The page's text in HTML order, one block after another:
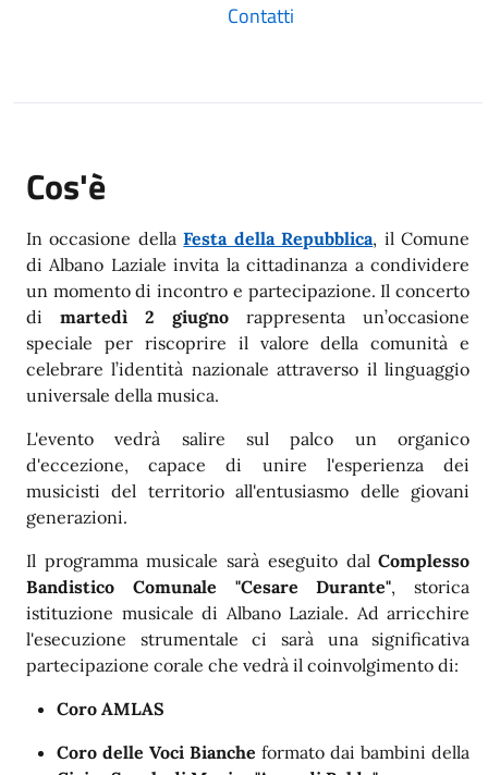
Contatti
Cos'è
In occasione dellaFesta della Repubblica, il Comune
di Albano Laziale invita la cittadinanza a condividere
un momento di incontro e partecipazione. Il concerto
dimartedì 2 giugno rappresenta un’occasione
speciale per riscoprire il valore della comunità e
celebrare l’identità nazionale attraverso il linguaggio
universale della musica.
L'evento vedrà salire sul palco un organico
d'eccezione, capace di unire l'esperienza dei
musicisti del territorio all'entusiasmo delle giovani
generazioni.
Il programma musicale sarà eseguito dalComplesso
Bandistico Comunale "Cesare Durante", storica
istituzione musicale di Albano Laziale. Ad arricchire
l'esecuzione strumentale ci sarà una significativa
partecipazione corale che vedrà il coinvolgimento di:
Coro AMLAS
Coro delle Voci Bianche formato dai bambini della